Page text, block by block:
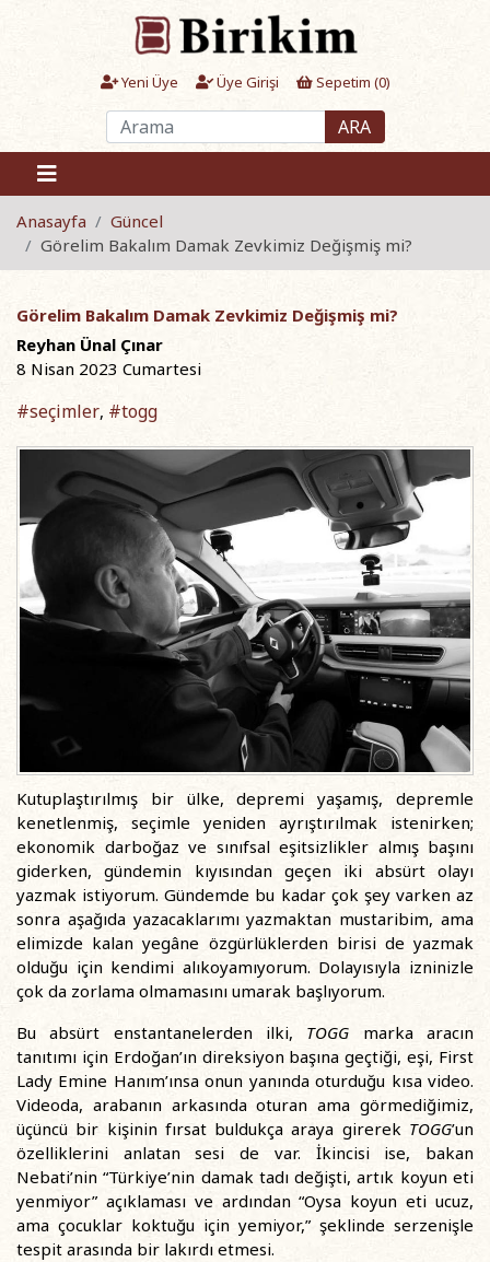
Yeni Üye Üye Girişi Sepetim (0)
ARA
Anasayfa
Güncel
Görelim Bakalım Damak Zevkimiz Değişmiş mi?
Görelim Bakalım Damak Zevkimiz Değişmiş mi?
Reyhan Ünal Çınar
8 Nisan 2023 Cumartesi
#seçimler, #togg
Kutuplaştırılmış bir ülke, depremi yaşamış, depremle
kenetlenmiş, seçimle yeniden ayrıştırılmak istenirken;
ekonomik darboğaz ve sınıfsal eşitsizlikler almış başını
giderken, gündemin kıyısından geçen iki absürt olayı
yazmak istiyorum. Gündemde bu kadar çok şey varken az
sonra aşağıda yazacaklarımı yazmaktan mustaribim, ama
elimizde kalan yegâne özgürlüklerden birisi de yazmak
olduğu için kendimi alıkoyamıyorum. Dolayısıyla izninizle
çok da zorlama olmamasını umarak başlıyorum.
Bu absürt enstantanelerden ilki, TOGG marka aracın
tanıtımı için Erdoğan’ın direksiyon başına geçtiği, eşi, First
Lady Emine Hanım’ınsa onun yanında oturduğu kısa video.
Videoda, arabanın arkasında oturan ama görmediğimiz,
üçüncü bir kişinin fırsat buldukça araya girerek TOGG’un
özelliklerini anlatan sesi de var. İkincisi ise, bakan
Nebati’nin “Türkiye’nin damak tadı değişti, artık koyun eti
yenmiyor” açıklaması ve ardından “Oysa koyun eti ucuz,
ama çocuklar koktuğu için yemiyor,” şeklinde serzenişle
tespit arasında bir lakırdı etmesi.